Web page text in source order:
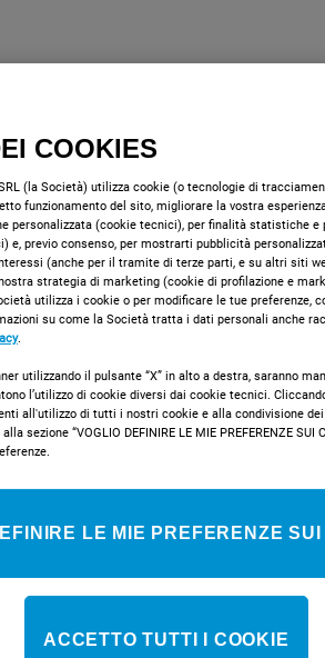
COOKIES
(la Società) utilizza cookie (o tecnologie di
funzionamento del sito, migliorare la vostra
personalizzata (cookie tecnici), per finalità statistiche e
e, previo consenso, per mostrarti pubblicità
(anche per il tramite di terze parti, e su altri siti
strategia di marketing (cookie di profilazione e
utilizza i cookie o per modificare le tue preferenze,
su come la Società tratta i dati personali anche
.
utilizzando il pulsante “X” in alto a destra, saranno
l’utilizzo di cookie diversi dai cookie tecnici.
all'utilizzo di tutti i nostri cookie e alla condivisione
sezione “VOGLIO DEFINIRE LE MIE PREFERENZE SUI
LE MIE PREFERENZE
ACCETTO TUTTI I COOKIE